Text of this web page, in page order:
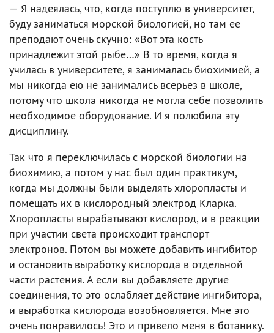
— Я надеялась, что, когда поступлю в университет,
буду заниматься морской биологией, но там ее
преподают очень скучно: «Вот эта кость
принадлежит этой рыбе…» В то время, когда я
училась в университете, я занималась биохимией, а
мы никогда ею не занимались всерьез в школе,
потому что школа никогда не могла себе позволить
необходимое оборудование. И я полюбила эту
дисциплину.
Так что я переключилась с морской биологии на
биохимию, а потом у нас был один практикум,
когда мы должны были выделять хлоропласты и
помещать их в кислородный электрод Кларка.
Хлоропласты вырабатывают кислород, и в реакции
при участии света происходит транспорт
электронов. Потом вы можете добавить ингибитор
и остановить выработку кислорода в отдельной
части растения. А если вы добавляете другие
соединения, то это ослабляет действие ингибитора,
и выработка кислорода возобновляется. Мне это
очень понравилось! Это и привело меня в ботанику.